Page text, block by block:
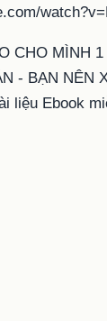
CHO MÌNH
- BẠN NÊN
liệu Ebook